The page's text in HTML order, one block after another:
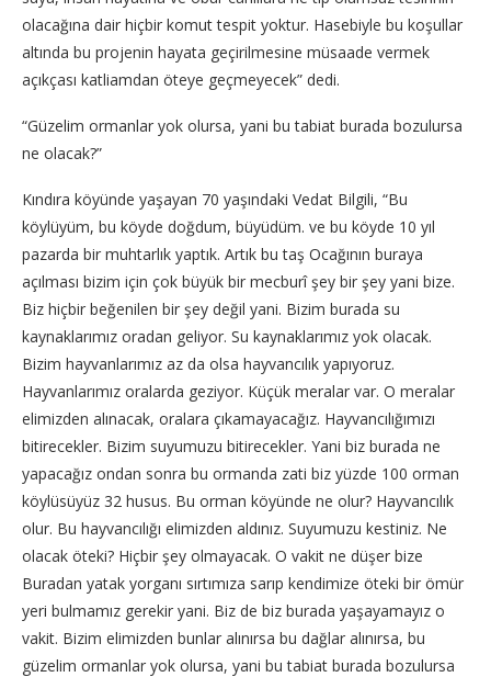
olacağına dair hiçbir komut tespit yoktur. Hasebiyle bu koşullar
altında bu projenin hayata geçirilmesine müsaade vermek
açıkçası katliamdan öteye geçmeyecek” dedi.
“Güzelim ormanlar yok olursa, yani bu tabiat burada bozulursa
ne olacak?”
Kındıra köyünde yaşayan 70 yaşındaki Vedat Bilgili, “Bu
köylüyüm, bu köyde doğdum, büyüdüm. ve bu köyde 10 yıl
pazarda bir muhtarlık yaptık. Artık bu taş Ocağının buraya
açılması bizim için çok büyük bir mecburî şey bir şey yani bize.
Biz hiçbir beğenilen bir şey değil yani. Bizim burada su
kaynaklarımız oradan geliyor. Su kaynaklarımız yok olacak.
Bizim hayvanlarımız az da olsa hayvancılık yapıyoruz.
Hayvanlarımız oralarda geziyor. Küçük meralar var. O meralar
elimizden alınacak, oralara çıkamayacağız. Hayvancılığımızı
bitirecekler. Bizim suyumuzu bitirecekler. Yani biz burada ne
yapacağız ondan sonra bu ormanda zati biz yüzde 100 orman
köylüsüyüz 32 husus. Bu orman köyünde ne olur? Hayvancılık
olur. Bu hayvancılığı elimizden aldınız. Suyumuzu kestiniz. Ne
olacak öteki? Hiçbir şey olmayacak. O vakit ne düşer bize
Buradan yatak yorganı sırtımıza sarıp kendimize öteki bir ömür
yeri bulmamız gerekir yani. Biz de biz burada yaşayamayız o
vakit. Bizim elimizden bunlar alınırsa bu dağlar alınırsa, bu
güzelim ormanlar yok olursa, yani bu tabiat burada bozulursa